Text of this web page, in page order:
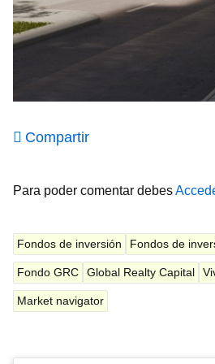
Compartir
Para poder comentar debes
Fondos de inversión Fondos de
Fondo GRC Global Realty Capital
Market navigator